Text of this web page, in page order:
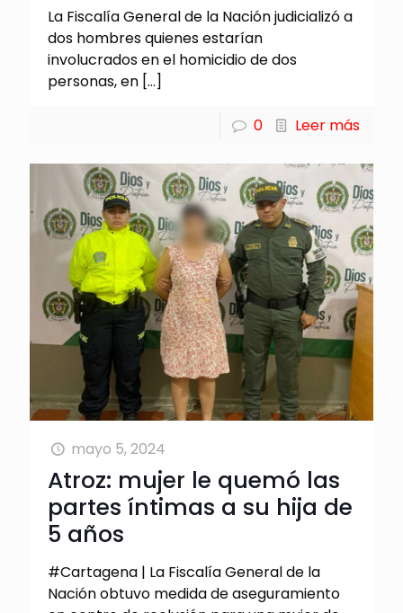
La Fiscalía General de la Nación judicializó a
dos hombres quienes estarían
involucrados en el homicidio de dos
personas, en […]
0 Leer más
mayo 5, 2024
Atroz: mujer le quemó las
partes íntimas a su hija de
5 años
#Cartagena | La Fiscalía General de la
Nación obtuvo medida de aseguramiento